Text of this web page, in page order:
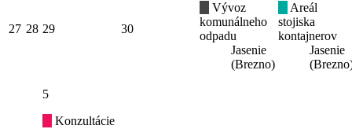
27 28 29 30
Vývoz
komunálneho
odpadu
Jasenie
(Brezno)
Areál
stojiska
kontajnerov
Jasenie
5
Konzultácie